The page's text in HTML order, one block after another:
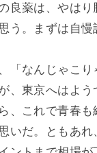
良薬は、やは
う。まずは自慢
「なんじゃこ
、東京へはよ
、これで青春
いだ。ともあ